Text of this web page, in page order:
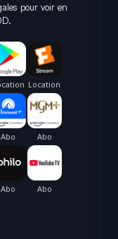
pour voir en